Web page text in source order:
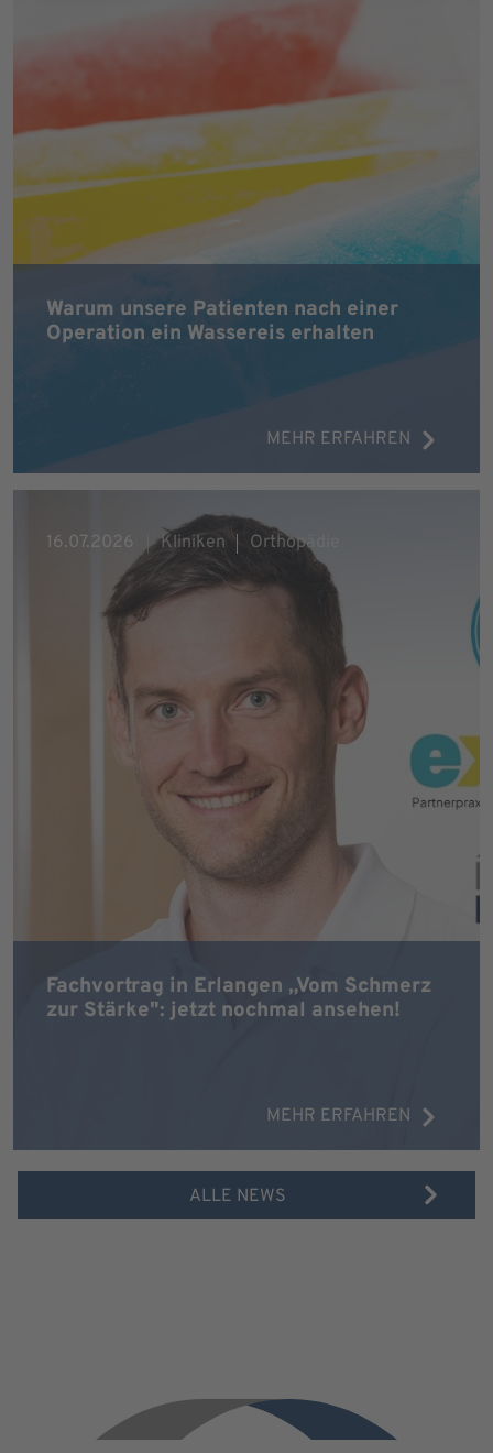
Warum unsere Patienten nach einer
Operation ein Wassereis erhalten
MEHR ERFAHREN
Fachvortrag in Erlangen „Vom Schmerz
zur Stärke": jetzt nochmal ansehen!
MEHR ERFAHREN
16.07.2026 Kliniken Orthopädie
ALLE NEWS